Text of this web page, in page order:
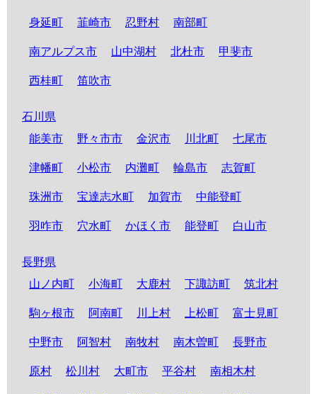
身延町 韮崎市 忍野村 南部町
南アルプス市 山中湖村 北杜市 甲斐市
西桂町 笛吹市
石川県
能美市
野々市市 金沢市 川北町 七尾市
津幡町 小松市 内灘町 輪島市 志賀町
珠洲市 宝達志水町 加賀市 中能登町
羽咋市 穴水町 かほく市 能登町 白山市
長野県
山ノ内町
小海町 大鹿村 下諏訪町 筑北村
駒ヶ根市 阿南町 川上村 上松町 富士見町
中野市 阿智村 南牧村 南木曽町 長野市
原村 松川村 大町市 平谷村 南相木村